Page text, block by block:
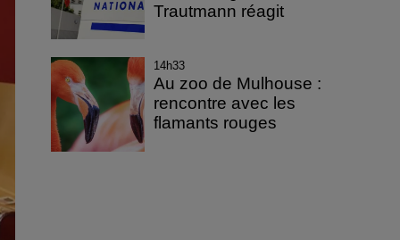
Trautmann réagit
14h33
Au zoo de Mulhouse :
rencontre avec les
flamants rouges